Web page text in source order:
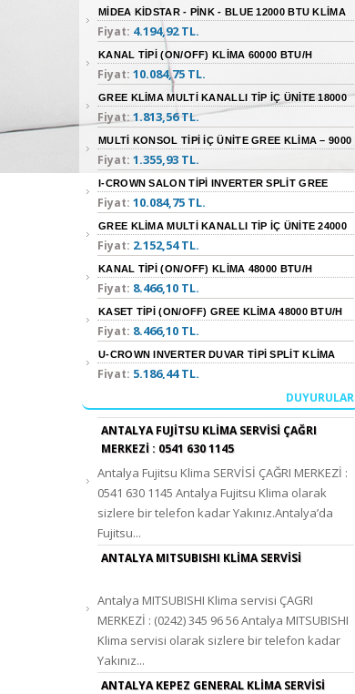
MİDEA KİDSTAR - PİNK - BLUE 12000 BTU KLİMA
Fiyat: 4.194,92 TL.
KANAL TIPI (ON/OFF) KLIMA 60000 BTU/H
Fiyat: 10.084,75 TL.
GREE KLIMA MULTI KANALLI TIP İÇ ÜNITE 18000
BTU/H
Fiyat:1.813,56 TL.
MULTI KONSOL TIPI İÇ ÜNITE GREE KLIMA – 9000
BTU/H
Fiyat: 1.355,93 TL.
I-CROWN SALON TIPI INVERTER SPLIT GREE
KLIMA 24000 BTU/H
Fiyat: 10.084,75 TL.
GREE KLIMA MULTI KANALLI TIP İÇ ÜNITE 24000
BTU/H
Fiyat: 2.152,54 TL.
KANAL TIPI (ON/OFF) KLIMA 48000 BTU/H
Fiyat: 8.466,10 TL.
KASET TIPI (ON/OFF) GREE KLIMA 48000 BTU/H
Fiyat: 8.466,10 TL.
U-CROWN INVERTER DUVAR TIPI SPLIT KLIMA
12000 BTU/H
Fiyat: 5.186,44 TL.
KASET TIPI INVERTER GREE KLIMA 24000 BTU/H
Fiyat:7.754,24 TL.
KANAL TIPI INVERTER GREE KLIMA 60000 BTU/H
14.822,03 TL.
MİDEA BLANC 9000 BTU KLİMA
Fiyat:2.473,73 TL.
Fiyat:10.902,54 TL.
VIOLA INVERTER DUVAR TIPI SPLIT KLIMA 9000
BTU/H 2.500,00 TL.
LOMO INVERTER DUVAR TIPI SPLIT KLIMA 9000
Fiyat:2.983,05 TL.
DUYURULAR
ANTALYA FUJITSU KLIMA SERVİSİ ÇAĞRI
MERKEZİ : 0541 630 1145
Antalya Fujitsu Klima SERVİSİ ÇAĞRI MERKEZİ :
0541 630 1145 Antalya Fujitsu Klima olarak
sizlere bir telefon kadar Yakınız.Antalya’da
Fujitsu...
ANTALYA MITSUBISHI KLIMA SERVISI
Antalya MITSUBISHI Klima servisi ÇAGRI
MERKEZİ : (0242) 345 96 56 Antalya MITSUBISHI
Klima servisi olarak sizlere bir telefon kadar
Yakınız...
ANTALYA KEPEZ GENERAL KLIMA SERVISI